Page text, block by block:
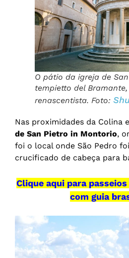
O pátio da igreja de
tempietto del
renascentista. Foto:
Nas proximidades da Colina
de San Pietro in Montorio,
foi o local onde São Pedro
crucificado de cabeça para
Clique aqui para
com guia